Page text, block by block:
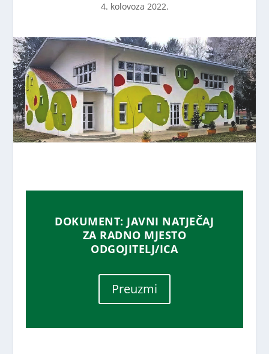
4. kolovoza 2022.
DOKUMENT: JAVNI NATJEČAJ
ZA RADNO MJESTO
ODGOJITELJ/ICA
Preuzmi